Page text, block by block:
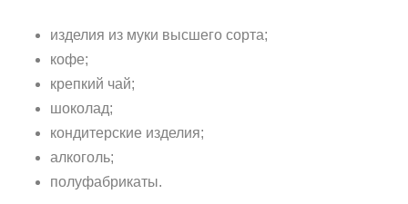
изделия из муки высшего сорта;
кофе;
крепкий чай;
шоколад;
кондитерские изделия;
алкоголь;
полуфабрикаты.